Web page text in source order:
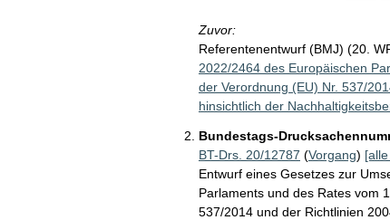
Zuvor:
Referentenentwurf (BMJ) (20.
2022/2464 des Europäischen
der Verordnung (EU) Nr. 537/
hinsichtlich der
Bundestags-
BT-Drs. 20/12787 (Vorgang)
Entwurf eines Gesetzes zur
Parlaments und des Rates vom
537/2014 und der Richtlinien